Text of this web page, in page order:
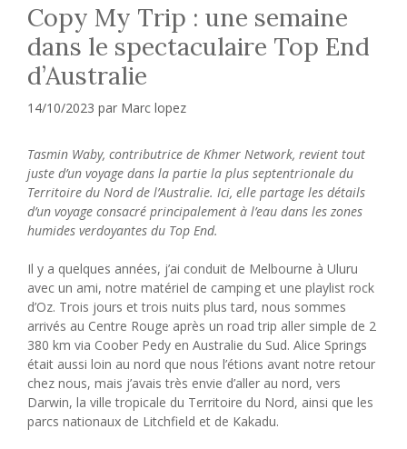
Copy My Trip : une semaine
dans le spectaculaire Top End
d’Australie
14/10/2023 par Marc lopez
Tasmin Waby, contributrice de Khmer Network, revient tout
juste d’un voyage dans la partie la plus septentrionale du
Territoire du Nord de l’Australie. Ici, elle partage les détails
d’un voyage consacré principalement à l’eau dans les zones
humides verdoyantes du Top End.
Il y a quelques années, j’ai conduit de Melbourne à Uluru
avec un ami, notre matériel de camping et une playlist rock
d’Oz. Trois jours et trois nuits plus tard, nous sommes
arrivés au Centre Rouge après un road trip aller simple de 2
380 km via Coober Pedy en Australie du Sud. Alice Springs
était aussi loin au nord que nous l’étions avant notre retour
chez nous, mais j’avais très envie d’aller au nord, vers
Darwin, la ville tropicale du Territoire du Nord, ainsi que les
parcs nationaux de Litchfield et de Kakadu.